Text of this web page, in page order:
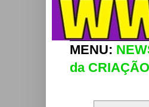
MENU:
da CRIAÇÃO